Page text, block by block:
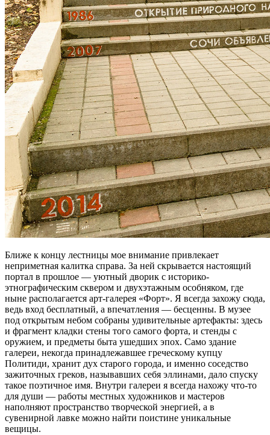
Ближе к концу лестницы мое внимание привлекает
неприметная калитка справа. За ней скрывается настоящий
портал в прошлое — уютный дворик с историко-
этнографическим сквером и двухэтажным особняком, где
ныне располагается арт-галерея «Форт». Я всегда захожу сюда,
ведь вход бесплатный, а впечатления — бесценны. В музее
под открытым небом собраны удивительные артефакты: здесь
и фрагмент кладки стены того самого форта, и стенды с
оружием, и предметы быта ушедших эпох. Само здание
галереи, некогда принадлежавшее греческому купцу
Политиди, хранит дух старого города, и именно соседство
зажиточных греков, называвших себя эллинами, дало спуску
такое поэтичное имя. Внутри галереи я всегда нахожу что-то
для души — работы местных художников и мастеров
наполняют пространство творческой энергией, а в
сувенирной лавке можно найти поистине уникальные
вещицы.